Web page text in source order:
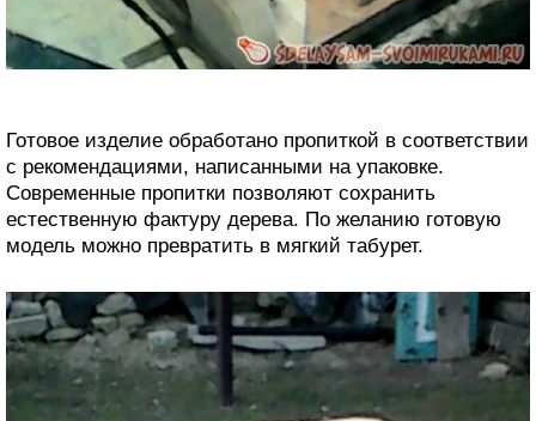
Готовое изделие обработано пропиткой в соответствии
с рекомендациями, написанными на упаковке.
Современные пропитки позволяют сохранить
естественную фактуру дерева. По желанию готовую
модель можно превратить в мягкий табурет.